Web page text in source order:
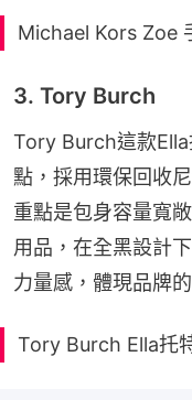
Michael Kors Zoe
3. Tory Burch
Tory Burch這款
點，採用環保回收
重點是包身容量寬
用品，在全黑設計
力量感，體現品牌
Tory Burch Ella托